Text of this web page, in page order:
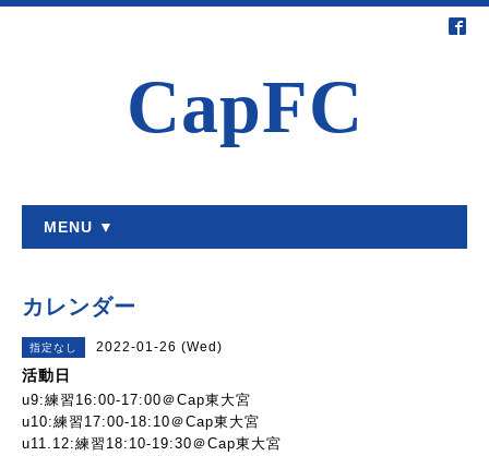
CapFC
MENU ▼
カレンダー
指定なし 2022-01-26 (Wed)
活動日
u9:練習16:00-17:00＠Cap東大宮
u10:練習17:00-18:10＠Cap東大宮
u11.12:練習18:10-19:30＠Cap東大宮